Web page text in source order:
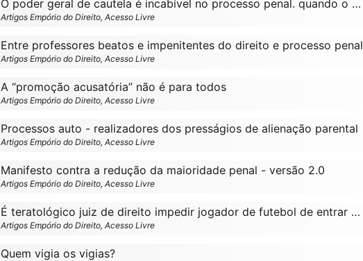
O poder geral de cautela é incabível no processo penal. quando o stf erra
Artigos Empório do Direito, Acesso Livre
Entre professores beatos e impenitentes do direito e processo penal
Artigos Empório do Direito, Acesso Livre
A “promoção acusatória” não é para todos
Artigos Empório do Direito, Acesso Livre
Processos auto - realizadores dos presságios de alienação parental
Artigos Empório do Direito, Acesso Livre
Manifesto contra a redução da maioridade penal - versão 2.0
Artigos Empório do Direito, Acesso Livre
É teratológico juiz de direito impedir jogador de futebol de entrar em campo no avaí e figueirense, em santa catarina
Artigos Empório do Direito, Acesso Livre
Quem vigia os vigias?